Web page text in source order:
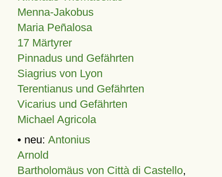
Menna-Jakobus
Maria Peñalosa
17 Märtyrer
Pinnadus und Gefährten
Siagrius von Lyon
Terentianus und Gefährten
Vicarius und Gefährten
Michael Agricola
• neu: Antonius
Arnold
Bartholomäus von Città di Castello,